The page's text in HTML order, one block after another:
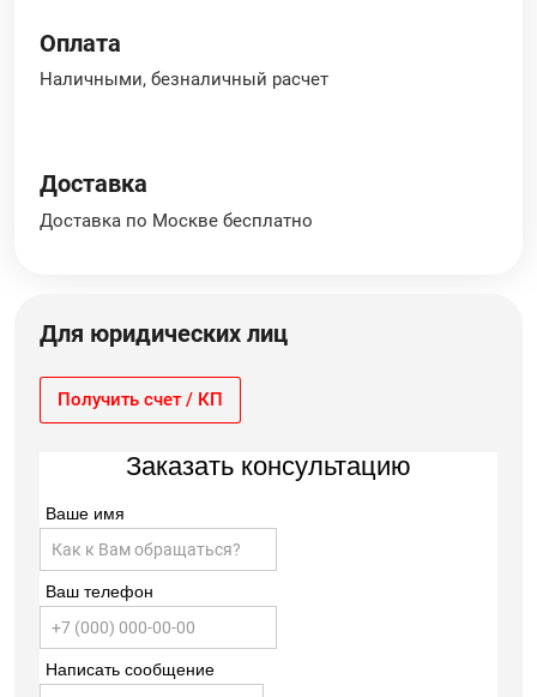
Оплата
Наличными, безналичный расчет
Доставка
Доставка по Москве бесплатно
Для юридических лиц
Получить счет / КП
Заказать консультацию
Ваше имя
Ваш телефон
Написать сообщение